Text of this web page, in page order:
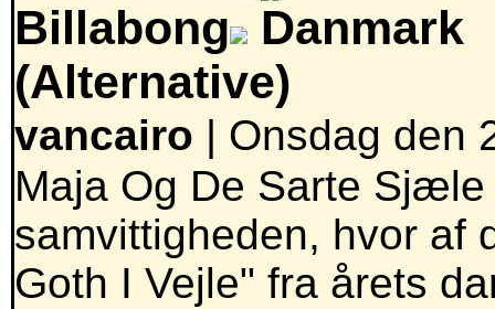
Billabong
(Alternative)
vancairo | Onsdag den
Maja Og De Sarte
samvittigheden, hvor af
Goth I Vejle" fra årets